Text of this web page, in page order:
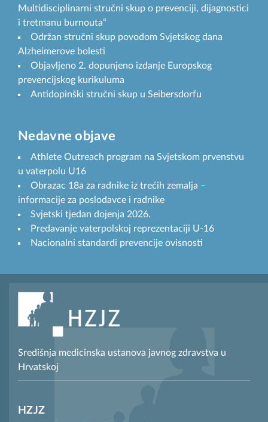
Multidisciplinarni stručni skup o prevenciji, dijagnostici
i tretmanu burnouta“
Održan stručni skup povodom Svjetskog dana
Alzheimerove bolesti
Objavljeno 2. dopunjeno izdanje Europskog
prevencijskog kurikuluma
Antidopinški stručni skup u Seibersdorfu
Nedavne objave
Athlete Outreach program na Svjetskom prvenstvu
u vaterpolu U16
Obrazac 18a za radnike iz trećih zemalja –
informacije za poslodavce i radnike
Svjetski tjedan dojenja 2026.
Predavanje vaterpolskoj reprezentaciji U-16
Nacionalni standardi prevencije ovisnosti
Središnja medicinska ustanova javnog zdravstva u
Hrvatskoj
HZJZ